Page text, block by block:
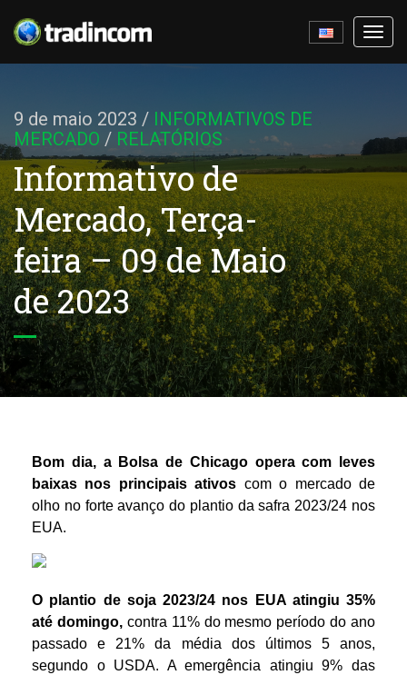
9 de maio 2023 / INFORMATIVOS DE
MERCADO / RELATÓRIOS
Informativo de
Mercado, Terça-
feira – 09 de Maio
de 2023
Bom dia, a Bolsa de Chicago opera com leves
baixas nos principais ativos com o mercadode
olho no forte avanço do plantio da safra 2023/24 nos
EUA.
O plantio de soja 2023/24 nos EUA atingiu 35%
até domingo, contra 11% do mesmo período do ano
passado e 21% da média dos últimos 5 anos,
segundo o USDA. A emergência atingiu 9% das